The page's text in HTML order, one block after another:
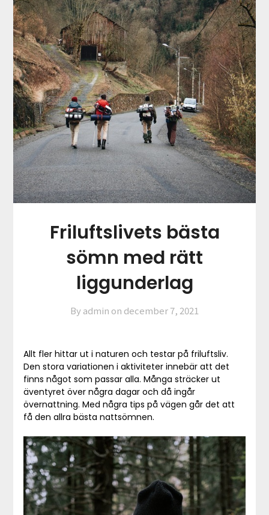
Friluftslivets bästa
sömn med rätt
liggunderlag
By admin on december 7, 2021
Allt fler hittar ut i naturen och testar på friluftsliv.
Den stora variationen i aktiviteter innebär att det
finns något som passar alla. Många sträcker ut
äventyret över några dagar och då ingår
övernattning. Med några tips på vägen går det att
få den allra bästa nattsömnen.